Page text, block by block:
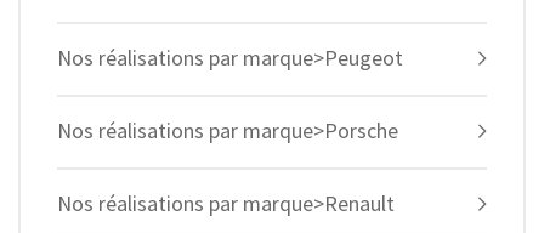
Nos réalisations par marque>Peugeot
Nos réalisations par marque>Porsche
Nos réalisations par marque>Renault